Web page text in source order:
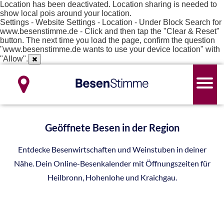
Location has been deactivated. Location sharing is needed to
show local pois around your location.
Settings - Website Settings - Location - Under Block Search for
www.besenstimme.de - Click and then tap the "Clear & Reset"
button. The next time you load the page, confirm the question
"www.besenstimme.de wants to use your device location" with
"Allow".
Geöffnete Besen in der Region
Entdecke Besenwirtschaften und Weinstuben in deiner
Nähe. Dein Online-Besenkalender mit Öffnungszeiten für
Heilbronn, Hohenlohe und Kraichgau.